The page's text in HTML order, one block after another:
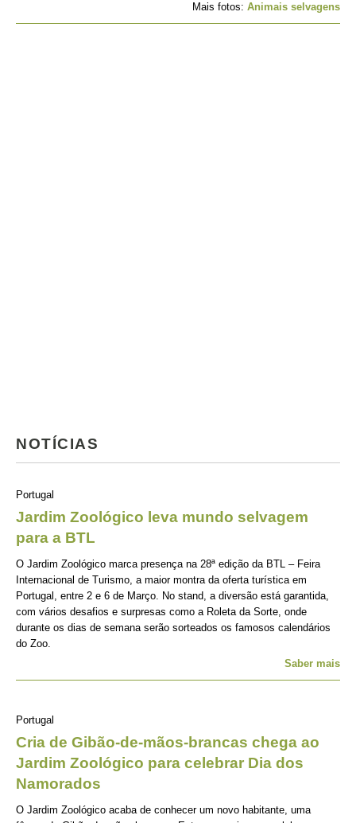
Mais fotos: Animais selvagens
NOTÍCIAS
Portugal
Jardim Zoológico leva mundo selvagem
para a BTL
O Jardim Zoológico marca presença na 28ª edição da BTL – Feira
Internacional de Turismo, a maior montra da oferta turística em
Portugal, entre 2 e 6 de Março. No stand, a diversão está garantida,
com vários desafios e surpresas como a Roleta da Sorte, onde
durante os dias de semana serão sorteados os famosos calendários
do Zoo.
Saber mais
Portugal
Cria de Gibão-de-mãos-brancas chega ao
Jardim Zoológico para celebrar Dia dos
Namorados
O Jardim Zoológico acaba de conhecer um novo habitante, uma